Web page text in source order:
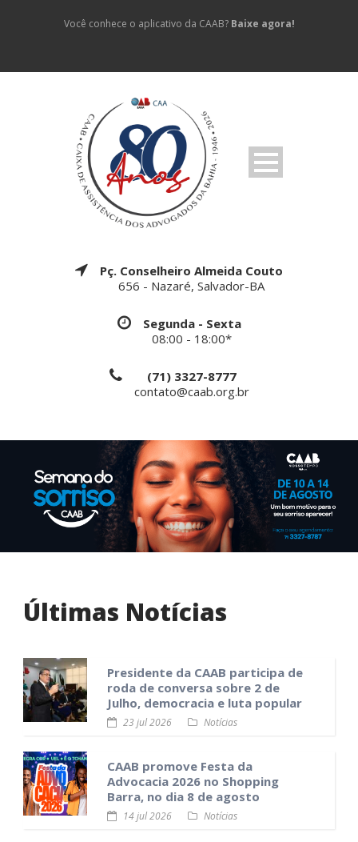
Você conhece o aplicativo da CAAB? Baixe agora!
Pç. Conselheiro Almeida Couto
656 - Nazaré, Salvador-BA
Segunda - Sexta
08:00 - 18:00*
(71) 3327-8777
contato@caab.org.br
Últimas Notícias
Presidente da CAAB participa de
roda de conversa sobre 2 de
Julho, democracia e luta popular
23 jul 2026 Notícias
CAAB promove Festa da
Advocacia 2026 no Shopping
Barra, no dia 8 de agosto
14 jul 2026 Notícias